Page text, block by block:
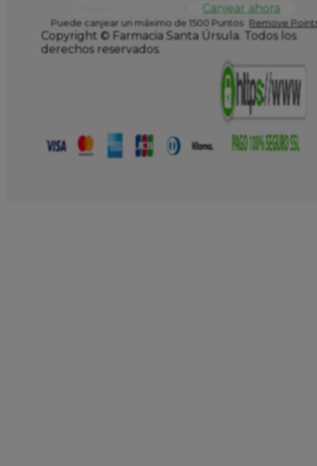
Canjear ahora
Puede canjear un máximo de 1500 Puntos Remove
Copyright © Farmacia Santa Úrsula. Todos los
derechos reservados.